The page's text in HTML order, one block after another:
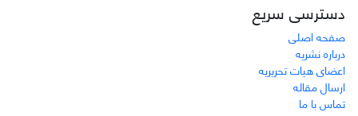
دسترسی سریع
صفحه اصلی
درباره نشریه
اعضای هیات تحریریه
ارسال مقاله
تماس با ما